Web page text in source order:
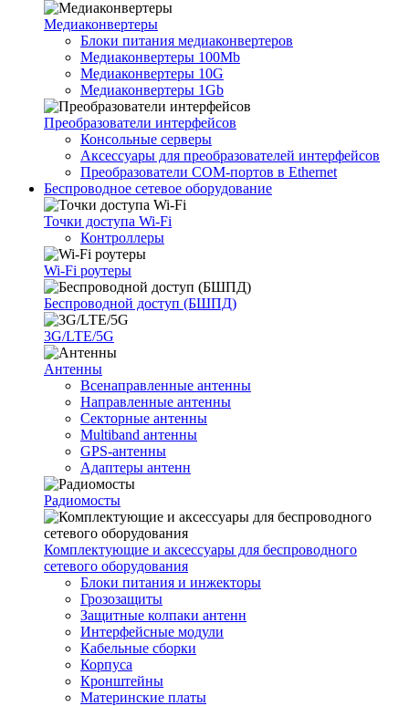
Медиаконвертеры
Блоки питания медиаконвертеров
Медиаконвертеры 100Mb
Медиаконвертеры 10G
Медиаконвертеры 1Gb
Преобразователи интерфейсов
Консольные серверы
Аксессуары для преобразователей интерфейсов
Преобразователи COM-портов в Ethernet
Беспроводное сетевое оборудование
Точки доступа Wi-Fi
Контроллеры
Wi-Fi роутеры
Беспроводной доступ (БШПД)
3G/LTE/5G
Антенны
Всенаправленные антенны
Направленные антенны
Секторные антенны
Multiband антенны
GPS-антенны
Адаптеры антенн
Радиомосты
Комплектующие и аксессуары для беспроводного
сетевого оборудования
Блоки питания и инжекторы
Грозозащиты
Защитные колпаки антенн
Интерфейсные модули
Кабельные сборки
Корпуса
Кронштейны
Материнские платы